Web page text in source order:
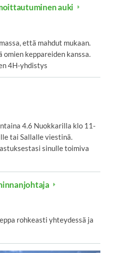
auki
että mahdut mukaan.
keppareiden kanssa.
4H-yhdistys⁠⁠⁠⁠⁠⁠⁠
4.6 Nuokkarilla klo 11-
tai Sallalle viestinä.
sinulle toimiva
rohkeasti yhteydessä ja